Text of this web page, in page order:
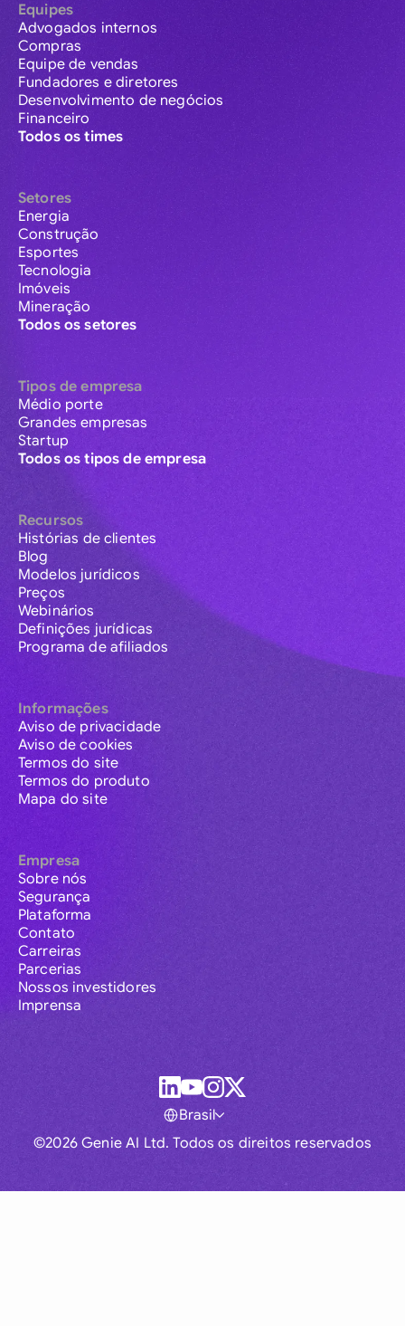
Equipes
Advogados internos
Compras
Equipe de vendas
Fundadores e diretores
Desenvolvimento de negócios
Financeiro
Todos os times
Setores
Energia
Construção
Esportes
Tecnologia
Imóveis
Mineração
Todos os setores
Tipos de empresa
Médio porte
Grandes empresas
Startup
Todos os tipos de empresa
Recursos
Histórias de clientes
Blog
Modelos jurídicos
Preços
Webinários
Definições jurídicas
Programa de afiliados
Informações
Aviso de privacidade
Aviso de cookies
Termos do site
Termos do produto
Mapa do site
Empresa
Sobre nós
Segurança
Plataforma
Contato
Carreiras
Parcerias
Nossos investidores
Imprensa
©2026 Genie AI Ltd. Todos os direitos reservados
Brasil
Global